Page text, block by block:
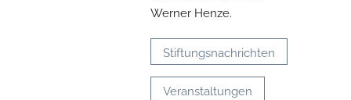
Werner Henze.
Stiftungsnachrichten
Veranstaltungen